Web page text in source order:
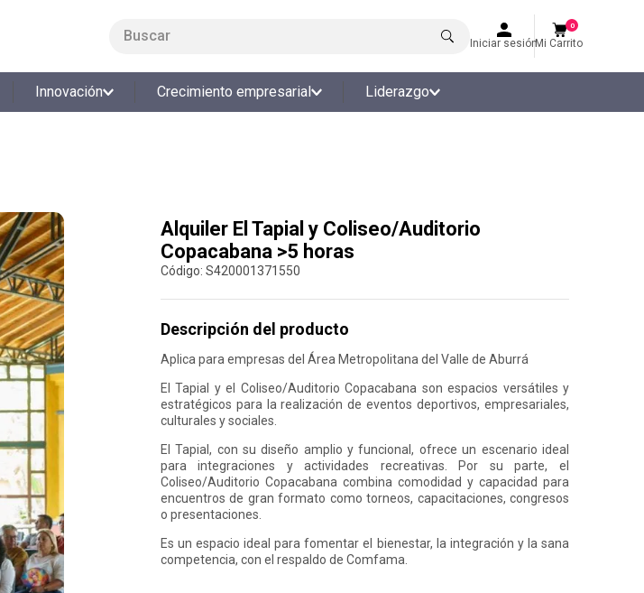
Iniciar sesiónMi Carrito
0
Innovación Crecimiento empresarial Liderazgo
Alquiler El Tapial y Coliseo/Auditorio
Copacabana >5 horas
: S420001371550
Descripción del producto
Aplica para empresas del Área Metropolitana del Valle de Aburrá
El Tapial y el Coliseo/Auditorio Copacabana son espacios versátiles y
estratégicos para la realización de eventos deportivos, empresariales,
culturales y sociales.
El Tapial, con su diseño amplio y funcional, ofrece un escenario ideal
para integraciones y actividades recreativas. Por su parte, el
Coliseo/Auditorio Copacabana combina comodidad y capacidad para
encuentros de gran formato como torneos, capacitaciones, congresos
o presentaciones.
Es un espacio ideal para fomentar el bienestar, la integración y la sana
competencia, con el respaldo de Comfama.